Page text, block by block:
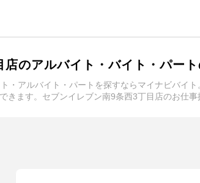
のアルバイト・バイト・パー
・アルバイト・パートを探すならマイナビバイ
きます。セブンイレブン南9条西3丁目店のお仕事